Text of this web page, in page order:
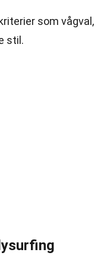
som vågval,
stil.